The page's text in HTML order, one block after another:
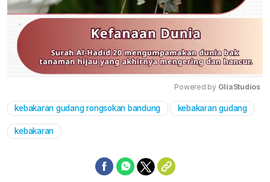
Mute
Powered by GliaStudios
kebakaran gudang rongsokan bandung kebakaran gudang
kebakaran